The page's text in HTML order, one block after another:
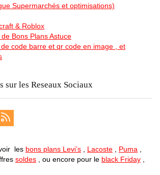
Supermarchés et optimisations)
& Roblox
Bons Plans Astuce
code barre et qr code en image , et
sur les Reseaux Sociaux
les bons plans Levi’s , Lacoste , Puma ,
soldes , ou encore pour le black Friday ,